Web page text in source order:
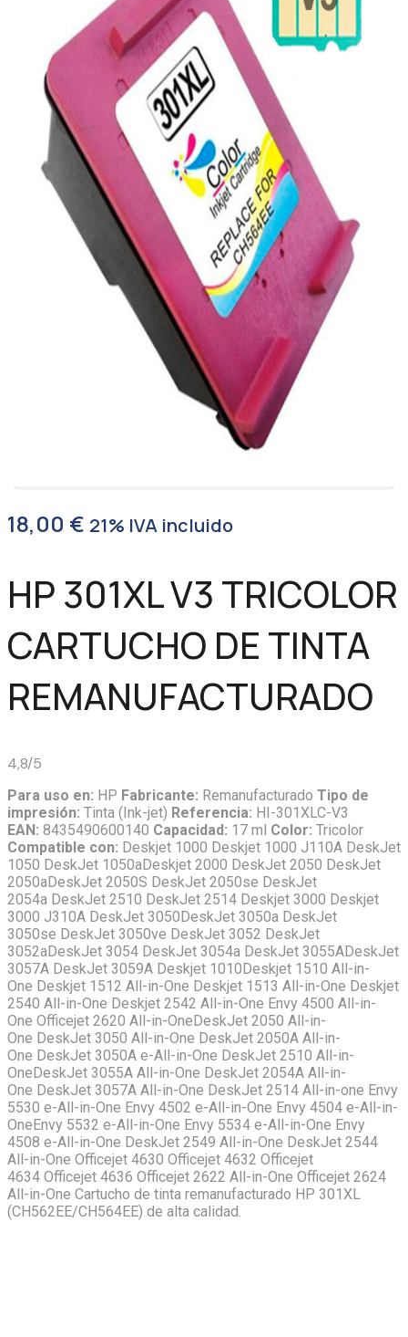
18,00 € 21% IVA incluido
HP 301XL V3 TRICOLOR
CARTUCHO DE TINTA
REMANUFACTURADO
4,8/5
Para uso en: HP Fabricante: Remanufacturado Tipo de
impresión: Tinta (Ink-jet) Referencia: HI-301XLC-V3
EAN: 8435490600140 Capacidad: 17 ml Color: Tricolor
Compatible con: Deskjet 1000 Deskjet 1000 J110A DeskJet
1050 DeskJet 1050aDeskjet 2000 DeskJet 2050 DeskJet
2050aDeskJet 2050S DeskJet 2050se DeskJet
2054a DeskJet 2510 DeskJet 2514 Deskjet 3000 Deskjet
3000 J310A DeskJet 3050DeskJet 3050a DeskJet
3050se DeskJet 3050ve DeskJet 3052 DeskJet
3052aDeskJet 3054 DeskJet 3054a DeskJet 3055ADeskJet
3057A DeskJet 3059A Deskjet 1010Deskjet 1510 All-in-
One Deskjet 1512 All-in-One Deskjet 1513 All-in-One Deskjet
2540 All-in-One Deskjet 2542 All-in-One Envy 4500 All-in-
One Officejet 2620 All-in-OneDeskJet 2050 All-in-
One DeskJet 3050 All-in-One DeskJet 2050A All-in-
One DeskJet 3050A e-All-in-One DeskJet 2510 All-in-
OneDeskJet 3055A All-in-One DeskJet 2054A All-in-
One DeskJet 3057A All-in-One DeskJet 2514 All-in-one Envy
5530 e-All-in-One Envy 4502 e-All-in-One Envy 4504 e-All-in-
OneEnvy 5532 e-All-in-One Envy 5534 e-All-in-One Envy
4508 e-All-in-One DeskJet 2549 All-in-One DeskJet 2544
All-in-One Officejet 4630 Officejet 4632 Officejet
4634 Officejet 4636 Officejet 2622 All-in-One Officejet 2624
All-in-One Cartucho de tinta remanufacturado HP 301XL
(CH562EE/CH564EE) de alta calidad.